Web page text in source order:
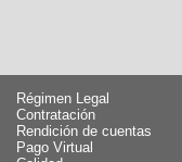
Régimen Legal
Contratación
Rendición de cuentas
Pago Virtual